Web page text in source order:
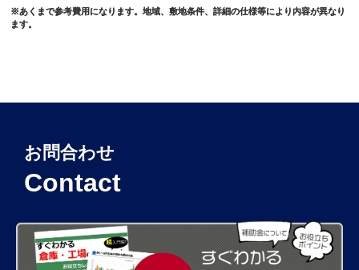
※あくまで参考費用になります。地域、敷地条件、詳細の仕様等により内容が異なり
ます。
お問合わせ
Contact